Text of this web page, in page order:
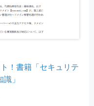
！書籍「セキュリテ
」